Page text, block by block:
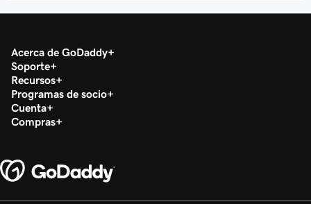
Acerca de GoDaddy
Soporte
Recursos
Programas de socio
Cuenta
Compras